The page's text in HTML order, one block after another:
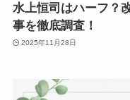
水上恒司はハーフ？
事を徹底調査！
2025年11月28日